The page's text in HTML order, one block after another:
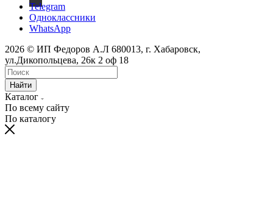
Telegram
Одноклассники
WhatsApp
2026 © ИП Федоров А.Л 680013, г. Хабаровск,
ул.Дикопольцева, 26к 2 оф 18
Найти
Каталог
По всему сайту
По каталогу